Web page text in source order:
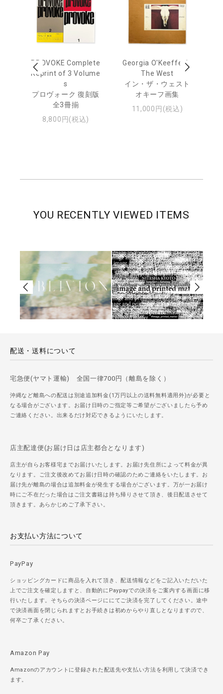
PROVOKE Complete
Reprint of 3 Volume
s
プロヴォーク 復刻版
全3冊揃
8,800円(税込)
Georgia O'Keeffe: In
The West
イン・ザ・ウェスト
オキーフ画集
11,000円(税込)
YOU RECENTLY VIEWED ITEMS
配送・送料について
宅急便(ヤマト運輸) 全国一律700円（離島を除く）
沖縄など離島への配送は別途追加料金(1万円以上の送料無料適用外)が必要と
なる場合がございます。お届け日時のご指定等ご希望がございましたら予め
ご連絡ください。出来るだけ対応できるようにいたします。
店主配達便(お届け日は店主都合となります)
店主が自らお客様宅までお届けいたします。お届け先住所によって料金が異
なります。ご注文後改めてお届け日時の確認のためご連絡をいたします。お
届け先が離島の場合は追加料金が発生する場合がございます。万が一お届け
時にご不在だった場合はご注文書籍は持ち帰りさせて頂き、後日配送させて
頂きます。あらかじめご了承下さい。
お支払い方法について
PayPay
ショッピングカードに商品を入れて頂き、配送情報などをご記入いただいた
上でご注文を確定しますと、自動的にPaypayでの決済をご案内する画面に移
行いたします。そちらの決済ページににてご決済を完了してください。途中
で決済画面を閉じられますとお手続きは初めからやり直しとなりますので、
何卒ご了承ください。
Amazon Pay
Amazonのアカウントに登録された配送先や支払い方法を利用して決済でき
ます。